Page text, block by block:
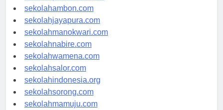
sekolahpontianak.com
sekolahambon.com
sekolahjayapura.com
sekolahmanokwari.com
sekolahnabire.com
sekolahwamena.com
sekolahsalor.com
sekolahindonesia.org
sekolahsorong.com